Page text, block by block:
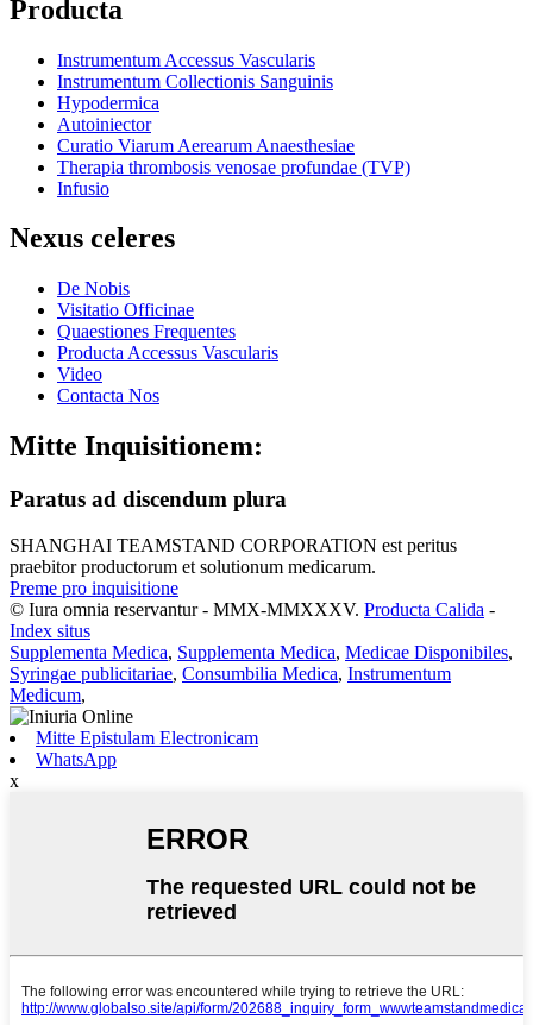
Producta
Instrumentum Accessus Vascularis
Instrumentum Collectionis Sanguinis
Hypodermica
Autoiniector
Curatio Viarum Aerearum Anaesthesiae
Therapia thrombosis venosae profundae (TVP)
Infusio
Nexus celeres
De Nobis
Visitatio Officinae
Quaestiones Frequentes
Producta Accessus Vascularis
Video
Contacta Nos
Mitte Inquisitionem:
Paratus ad discendum plura
SHANGHAI TEAMSTAND CORPORATION est peritus
praebitor productorum et solutionum medicarum.
Preme pro inquisitione
© Iura omnia reservantur - MMX-MMXXXV. Producta Calida -
Index situs
Supplementa Medica, Supplementa Medica, Medicae Disponibiles,
Syringae publicitariae, Consumbilia Medica, Instrumentum
Medicum,
Mitte Epistulam Electronicam
WhatsApp
x